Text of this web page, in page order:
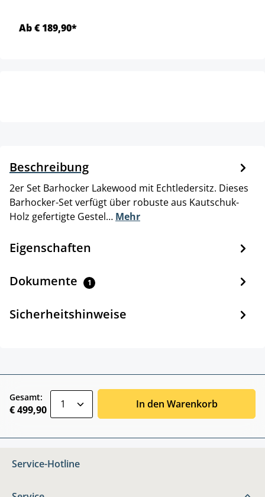
Ab € 189,90*
Beschreibung
2er Set Barhocker Lakewood mit Echtledersitz. Dieses
Barhocker-Set verfügt über robuste aus Kautschuk-
Holz gefertigte Gestel… Mehr
Eigenschaften
Dokumente 1
Sicherheitshinweise
Gesamt:
€ 499,90 In den Warenkorb
Service-Hotline